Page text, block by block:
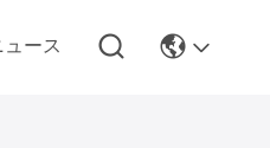
ュース